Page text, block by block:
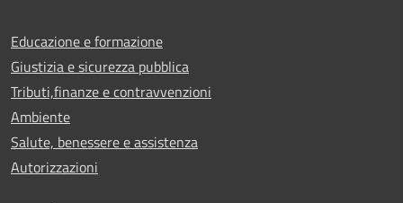
Educazione e formazione
Giustizia e sicurezza pubblica
Tributi,finanze e contravvenzioni
Ambiente
Salute, benessere e assistenza
Autorizzazioni